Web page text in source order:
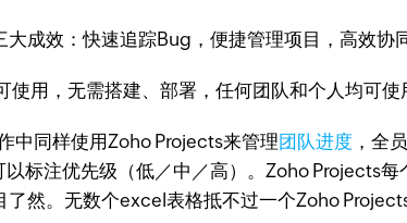
效：快速追踪Bug，便捷管理项目，高效协同
，无需搭建、部署，任何团队和个人均可使
同样使用Zoho Projects来管理团队进度 ，全
标注优先级（低／中／高）。Zoho Projects
了然。无数个excel表格抵不过一个Zoho